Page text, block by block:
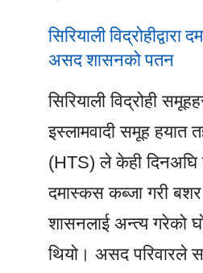
सिरियाली विद्रोहीद्वारा
असद शासनको पतन
सिरियाली विद्रोही
इस्लामवादी समूह हयात
(HTS) ले केही दिनअघि
दमास्कस कब्जा गरी
शासनलाई अन्त्य गरेको
थियो। असद परिवारले